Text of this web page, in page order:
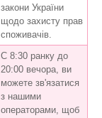
закони України
щодо захисту прав
споживачів.
C 8:30 ранку до
20:00 вечора, ви
можете зв'язатися
з нашими
операторами, щоб